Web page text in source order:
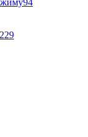
жиму94
229